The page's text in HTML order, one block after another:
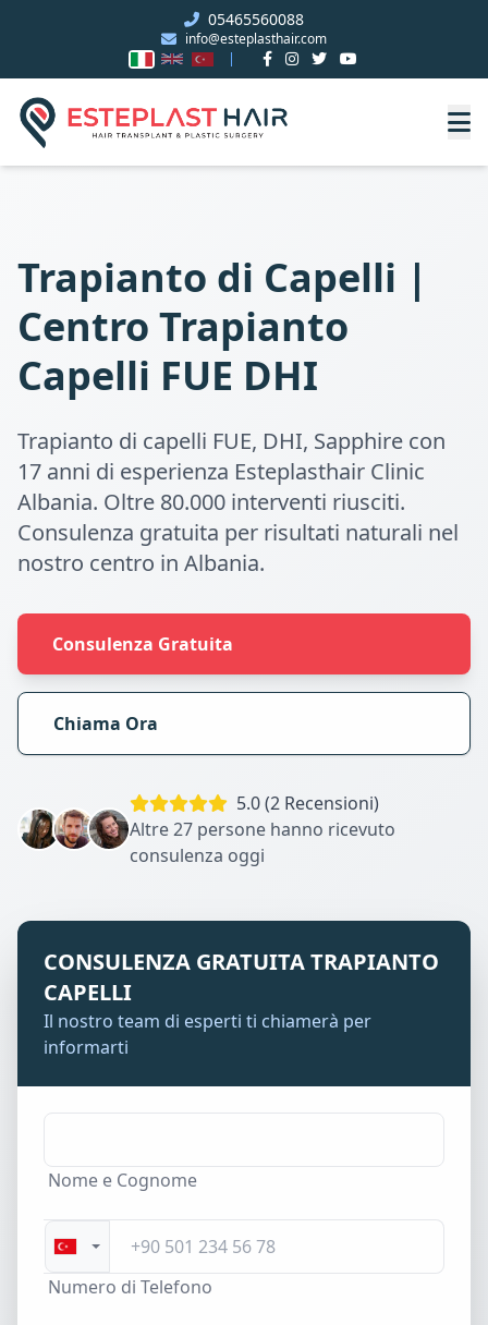
05465560088
info@esteplasthair.com
Trapianto di Capelli |
Centro Trapianto
Capelli FUE DHI
Trapianto di capelli FUE, DHI, Sapphire con
17 anni di esperienza Esteplasthair Clinic
Albania. Oltre 80.000 interventi riusciti.
Consulenza gratuita per risultati naturali nel
nostro centro in Albania.
Consulenza Gratuita
Chiama Ora
5.0 (2 Recensioni)
Altre 27 persone hanno ricevuto
consulenza oggi
CONSULENZA GRATUITA TRAPIANTO
CAPELLI
Il nostro team di esperti ti chiamerà per
informarti
Nome e Cognome
Numero di Telefono